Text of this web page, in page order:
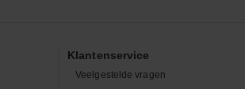
Klantenservice
Veelgestelde vragen